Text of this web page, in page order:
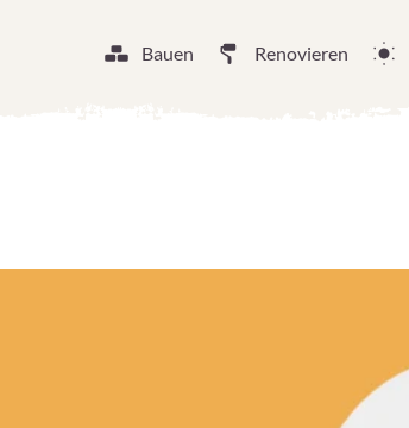
Bauen Renovieren